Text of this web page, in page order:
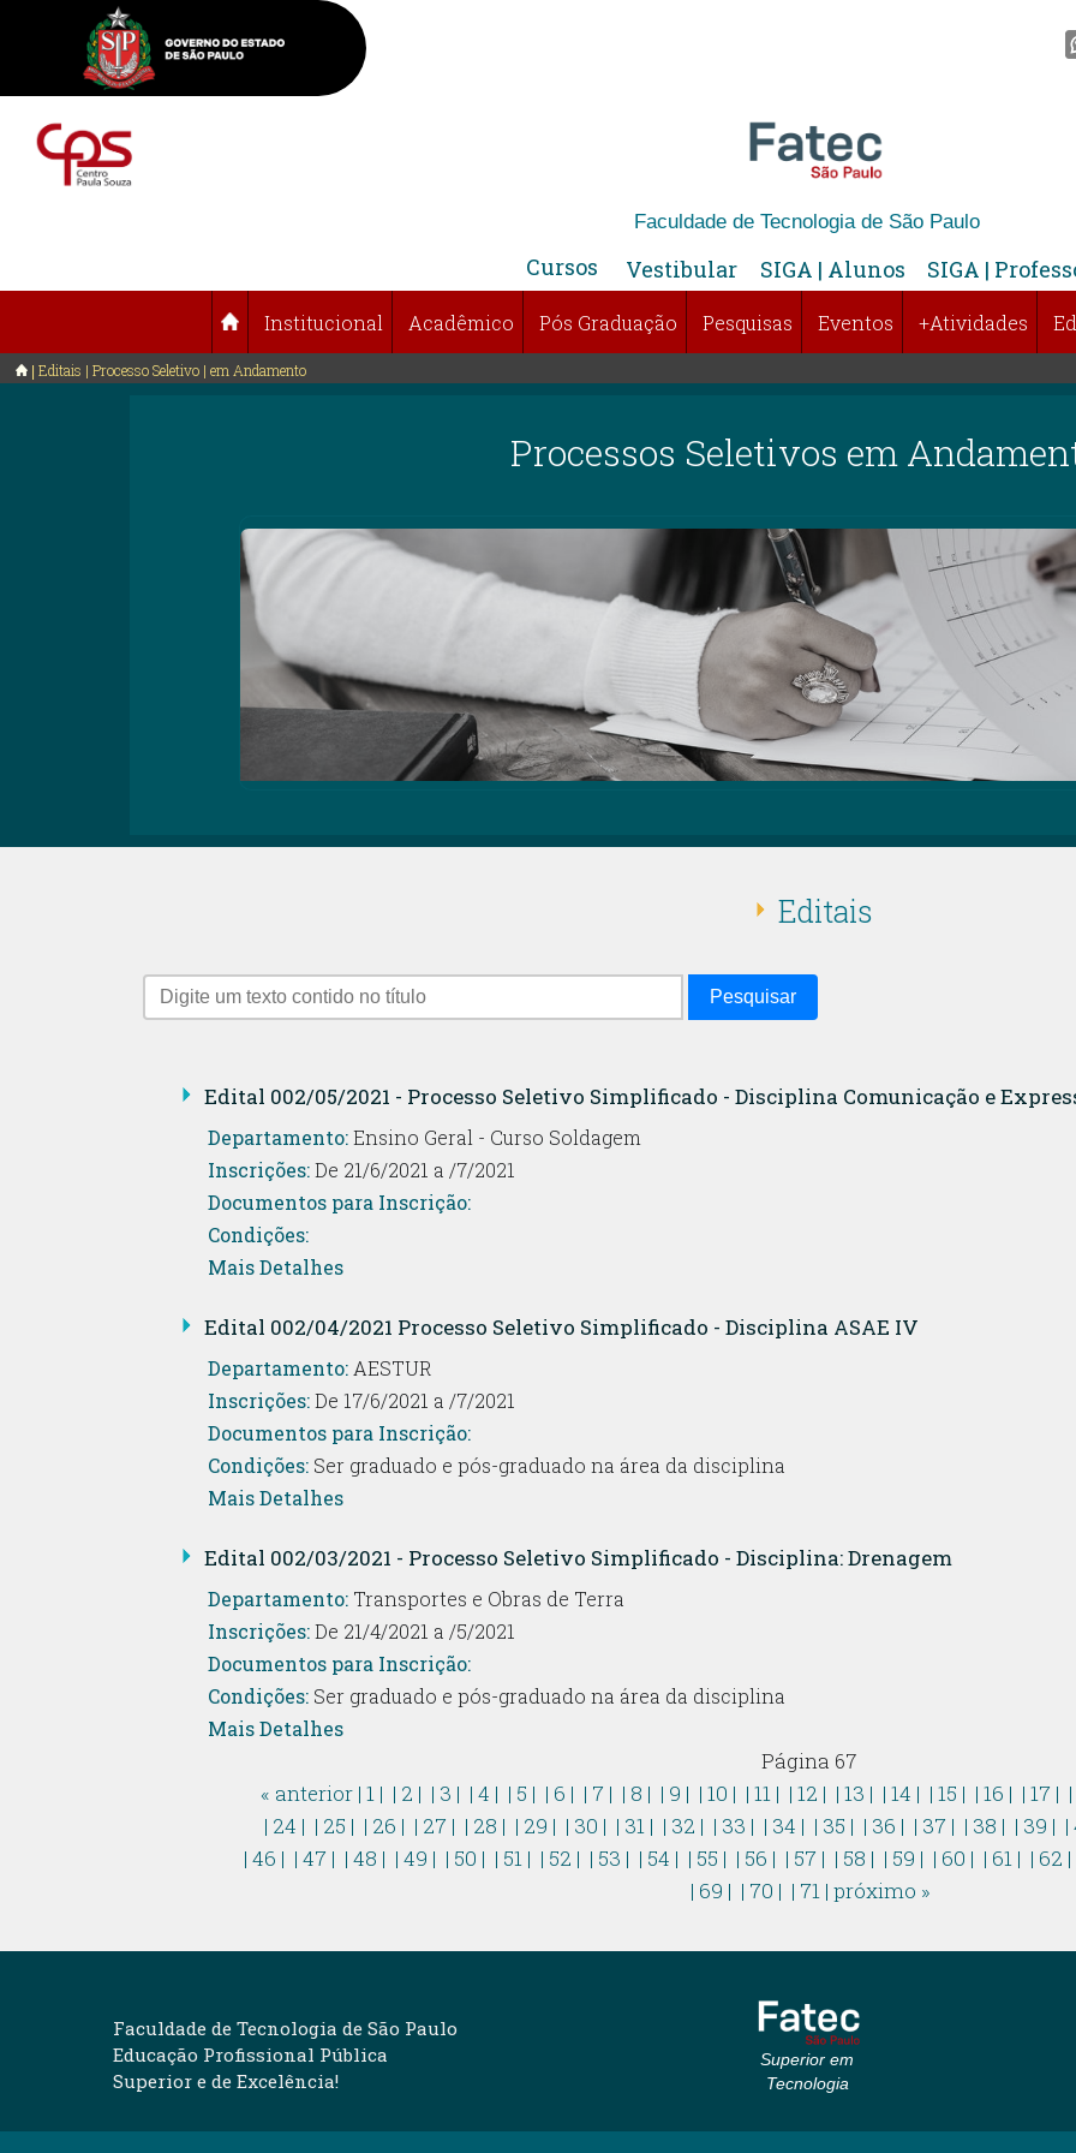
Faculdade de Tecnologia de São Paulo
Cursos Vestibular SIGA | Alunos SIGA |
Institucional Acadêmico Pós Graduação Pesquisas Eventos +Atividades
Editais | Processo Seletivo | em Andamento
Processos Seletivos em
Editais
Pesquisar
Edital 002/05/2021 - Processo Seletivo Simplificado - Disciplina Comunicação e
Departamento:Ensino Geral - Curso Soldagem
Inscrições:De 21/6/2021 a /7/2021
Documentos para Inscrição:
Condições:
Mais Detalhes
Edital 002/04/2021 Processo Seletivo Simplificado - Disciplina ASAE IV
Departamento:AESTUR
Inscrições:De 17/6/2021 a /7/2021
Documentos para Inscrição:
Condições:Ser graduado e pós-graduado na área da disciplina
Mais Detalhes
Edital 002/03/2021 - Processo Seletivo Simplificado - Disciplina: Drenagem
Departamento:Transportes e Obras de Terra
Inscrições:De 21/4/2021 a /5/2021
Documentos para Inscrição:
Condições:Ser graduado e pós-graduado na área da disciplina
Mais Detalhes
Página 67
« anterior | 1 | | 2 | | 3 | | 4 | | 5 | | 6 | | 7 | | 8 | | 9 | | 10 | | 11 | | 12 | | 13 | | 14 | | 15 | | 16 | | 17 |
| 24 | | 25 | | 26 | | 27 | | 28 | | 29 | | 30 | | 31 | | 32 | | 33 | | 34 | | 35 | | 36 | | 37 | | 38 | | 39 | |
| 46 | | 47 | | 48 | | 49 | | 50 | | 51 | | 52 | | 53 | | 54 | | 55 | | 56 | | 57 | | 58 | | 59 | | 60 | | 61 | | 62 |
| 69 | | 70 | | 71 |próximo »
Superior em
Tecnologia
Faculdade de Tecnologia de São Paulo
Educação Profissional Pública
Superior e de Excelência!